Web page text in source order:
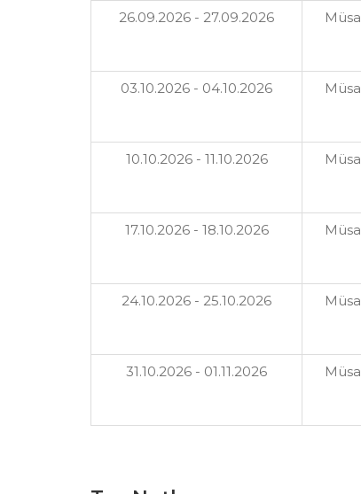
26.09.2026 - 27.09.2026
03.10.2026 - 04.10.2026
10.10.2026 - 11.10.2026
17.10.2026 - 18.10.2026
24.10.2026 - 25.10.2026
31.10.2026 - 01.11.2026